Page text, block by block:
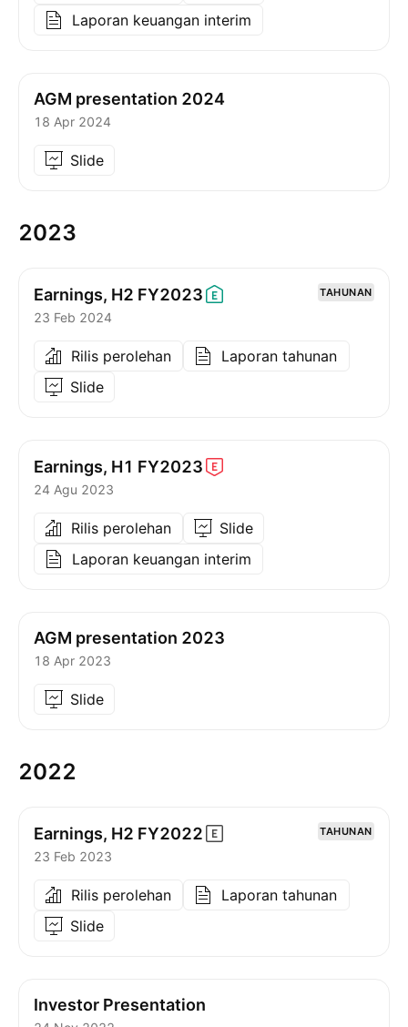
Laporan keuangan interim
AGM presentation 2024
18 Apr 2024
Slide
2023
Earnings, H2 FY2023 TAHUNAN
23 Feb 2024
Rilis perolehan
Laporan tahunan
Slide
Earnings, H1 FY2023
24 Agu 2023
Rilis perolehan
Slide
Laporan keuangan interim
AGM presentation 2023
18 Apr 2023
Slide
2022
Earnings, H2 FY2022 TAHUNAN
23 Feb 2023
Rilis perolehan
Laporan tahunan
Slide
Investor Presentation